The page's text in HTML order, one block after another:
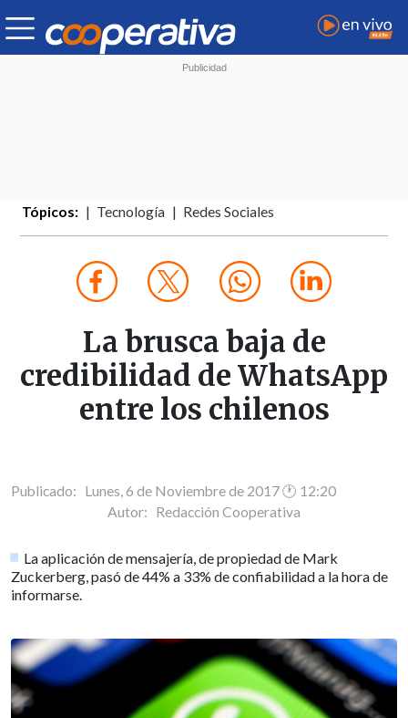
Tópicos: Tecnología Redes Sociales
La brusca baja de
credibilidad de WhatsApp
entre los chilenos
Publicado: Lunes, 6 de Noviembre de 2017 🕐 12:20
Autor: Redacción Cooperativa
La aplicación de mensajería, de propiedad de Mark
Zuckerberg, pasó de 44% a 33% de confiabilidad a la hora de
informarse.